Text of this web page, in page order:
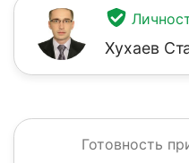
Хухаев
Готовность